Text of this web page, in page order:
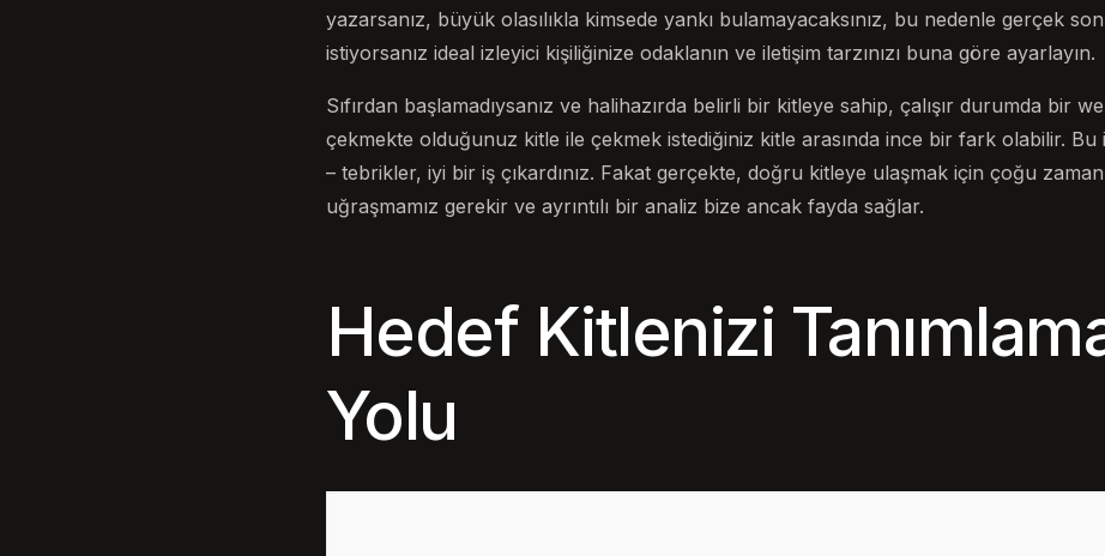
yazarsanız, büyük olasılıkla kimsede yankı bulamayacaksınız, bu nedenle gerçek
istiyorsanız ideal izleyici kişiliğinize odaklanın ve iletişim tarzınızı buna göre ayarlayın.
Sıfırdan başlamadıysanız ve halihazırda belirli bir kitleye sahip, çalışır durumda bir
çekmekte olduğunuz kitle ile çekmek istediğiniz kitle arasında ince bir fark olabilir. Bu
– tebrikler, iyi bir iş çıkardınız. Fakat gerçekte, doğru kitleye ulaşmak için çoğu
uğraşmamız gerekir ve ayrıntılı bir analiz bize ancak fayda sağlar.
Hedef Kitlenizi
Yolu